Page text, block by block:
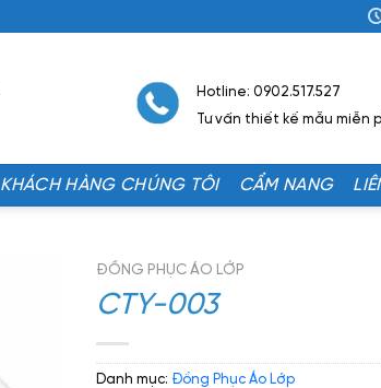
Hotline: 0902.517.527
Tư vấn thiết kế mẫu miễn
KHÁCH HÀNG CHÚNG TÔI CẨM NANG
ĐỒNG PHỤC ÁO LỚP
CTY-003
Danh mục: Đồng Phục Áo Lớp